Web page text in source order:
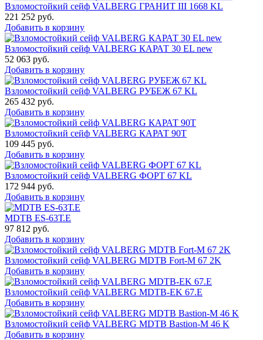
Взломостойкий сейф VALBERG ГРАНИТ III 1668 KL
221 252 руб.
Добавить в корзину
Взломостойкий сейф VALBERG КАРАТ 30 EL new
52 063 руб.
Добавить в корзину
Взломостойкий сейф VALBERG РУБЕЖ 67 KL
265 432 руб.
Добавить в корзину
Взломостойкий сейф VALBERG КАРАТ 90T
109 445 руб.
Добавить в корзину
Взломостойкий сейф VALBERG ФОРТ 67 KL
172 944 руб.
Добавить в корзину
MDTB ES-63Т.Е
97 812 руб.
Добавить в корзину
Взломостойкий сейф VALBERG MDTB Fort-M 67 2K
Добавить в корзину
Взломостойкий сейф VALBERG MDTB-EK 67.E
Добавить в корзину
Взломостойкий сейф VALBERG MDTB Bastion-M 46 K
Добавить в корзину